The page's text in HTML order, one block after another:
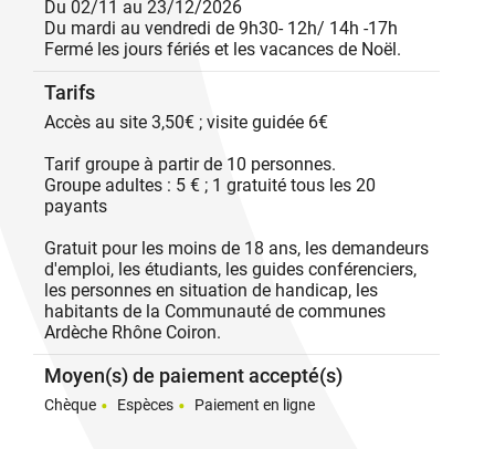
Du 02/11 au 23/12/2026
Du mardi au vendredi de 9h30- 12h/ 14h -17h
Fermé les jours fériés et les vacances de Noël.
Tarifs
Accès au site 3,50€ ; visite guidée 6€
Tarif groupe à partir de 10 personnes.
Groupe adultes : 5 € ; 1 gratuité tous les 20
payants
Gratuit pour les moins de 18 ans, les demandeurs
d'emploi, les étudiants, les guides conférenciers,
les personnes en situation de handicap, les
habitants de la Communauté de communes
Ardèche Rhône Coiron.
Moyen(s) de paiement accepté(s)
Chèque Espèces Paiement en ligne